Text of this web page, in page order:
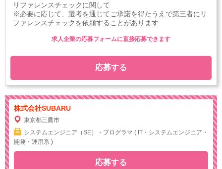
リファレンスチェックに関して
※必要に応じて、選考を通じてご承諾を得たうえで第三者にリ
ファレンスチェックを依頼することがあります
応募する
求人企業の応募フォームに直接応募できます
株式会社SUBARU
東京都三鷹市
システムエンジニア（SE）・プログラマ ( IT・システムエンジニア・
開発・運用系 )
応募する